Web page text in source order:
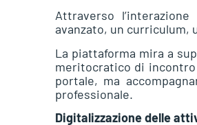
Attraverso
avanzato, un curriculum,
La piattaforma mira a
meritocratico di incontro
portale, ma
professionale.
Digitalizzazione delle